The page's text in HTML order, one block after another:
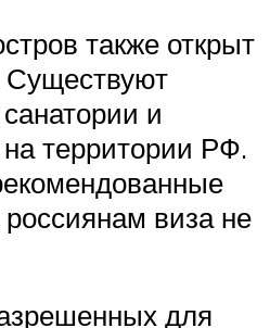
также открыт
и
территории РФ.
виза не
для